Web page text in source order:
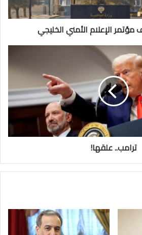
الإعلام الأمني الخليجي
ترامب.. علقها!